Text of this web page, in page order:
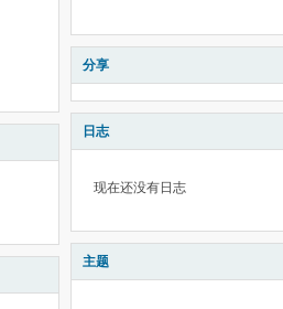
分享
日志
现在还没有日志
主题